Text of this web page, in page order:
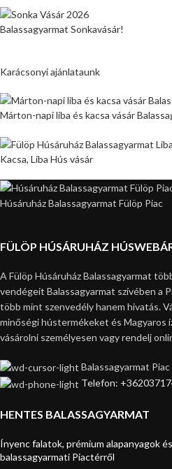
Balassagyarmat Sonkavásár!
Karácsonyi ajánlataunk
Márton-napi liba és kacsa vásár
Kacsa, Liba Hús vásár
Húsáruház Balassagyarmat Fülöp Piac
FÜLÖP HÚSÁRUHÁZ
A Fülöp Húsáruház Balassagyarmat
vendégeit Balassagyarmat szívében a
több mint szenvedély hanem hivatás.
minőségi hústermékeket és Magyaros
vásárolni személyesen vagy rendelj
Balassagyarmat Piac
Telefon:
HENTES BALASSAGYARMAT
Ínyenc falatok, prémium alapanyagok
balassagyarmati Piactérről